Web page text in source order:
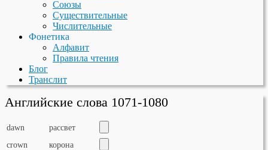
Союзы
Существительные
Числительные
Фонетика
Алфавит
Правила чтения
Блог
Транслит
Английские слова 1071-1080
dawn
рассвет
crown
корона